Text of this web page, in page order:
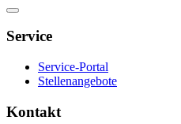
Service
Service-Portal
Stellenangebote
Kontakt